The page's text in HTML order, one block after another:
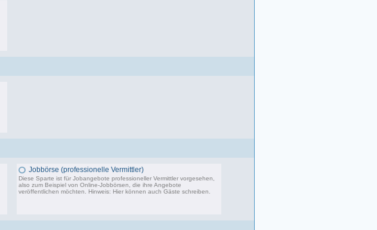
Jobbörse (professionelle Vermittler)
Diese Sparte ist für Jobangebote professioneller Vermittler vorgesehen,
also zum Beispiel von Online-Jobbörsen, die ihre Angebote
veröffentlichen möchten. Hinweis: Hier können auch Gäste schreiben.